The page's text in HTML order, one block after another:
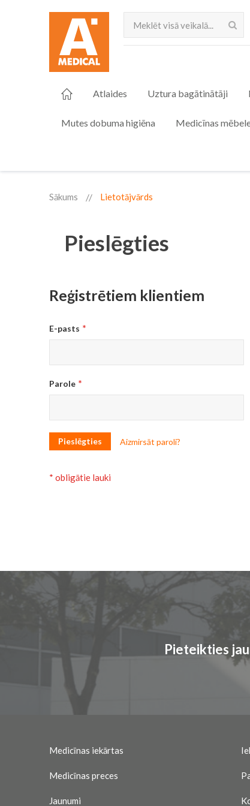
Atlaides Uztura bagātinātāji
Mutes dobuma higiēna Medicīnas
Sākums Lietotājvārds
Pieslēgties
Reģistrētiem klientiem
E-pasts
Parole
Pieslēgties Aizmirsāt paroli?
Pieteikties
Medicīnas iekārtas
Medicīnas preces
Jaunumi